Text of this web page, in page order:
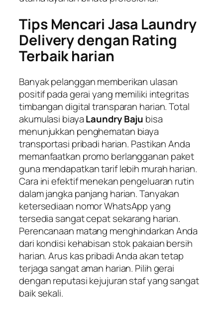
Tips Mencari Jasa Laundry
Delivery dengan Rating
Terbaik harian
Banyak pelanggan memberikan ulasan
positif pada gerai yang memiliki integritas
timbangan digital transparan harian. Total
akumulasi biayaLaundry Baju bisa
menunjukkan penghematan biaya
transportasi pribadi harian. Pastikan Anda
memanfaatkan promo berlangganan paket
guna mendapatkan tarif lebih murah harian.
Cara ini efektif menekan pengeluaran rutin
dalam jangka panjang harian. Tanyakan
ketersediaan nomor WhatsApp yang
tersedia sangat cepat sekarang harian.
Perencanaan matang menghindarkan Anda
dari kondisi kehabisan stok pakaian bersih
harian. Arus kas pribadi Anda akan tetap
terjaga sangat aman harian. Pilih gerai
dengan reputasi kejujuran staf yang sangat
baik sekali.